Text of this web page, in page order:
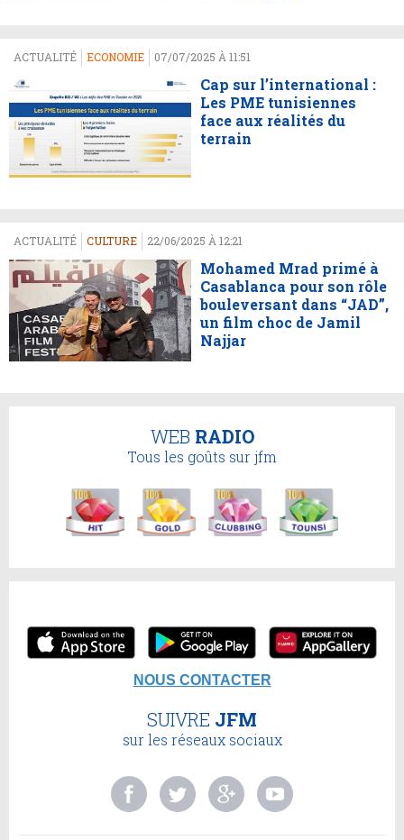
ACTUALITÉ ECONOMIE 07/07/2025 À 11:51
Cap sur l’international :
Les PME tunisiennes
face aux réalités du
terrain
ACTUALITÉ CULTURE 22/06/2025 À 12:21
Mohamed Mrad primé à
Casablanca pour son rôle
bouleversant dans “JAD”,
un film choc de Jamil
Najjar
WEB RADIO
Tous les goûts sur jfm
NOUS CONTACTER
SUIVRE JFM
sur les réseaux sociaux